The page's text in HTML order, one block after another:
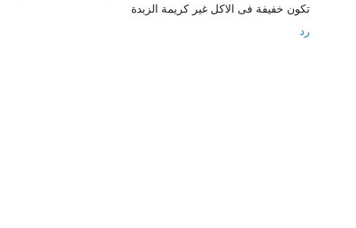
تكون خفيفة فى الاكل غير كريمة الزبدة
رد